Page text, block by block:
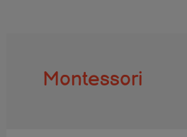
Montessori